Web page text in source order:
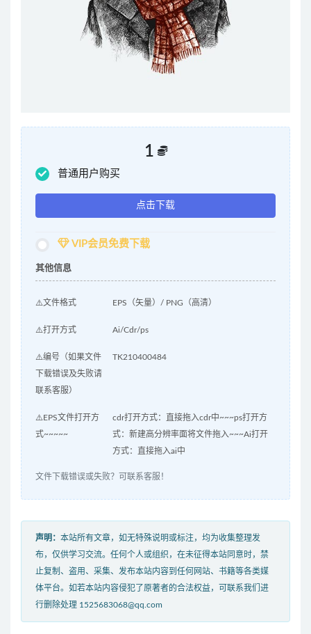
1
普通用户购买
点击下载
VIP会员免费下载
其他信息
⚠️文件格式 EPS（矢量）/ PNG（高清）
⚠️打开方式 Ai/Cdr/ps
⚠️编号（如果文件
下载错误及失败请
联系客服）
TK210400484
⚠️EPS文件打开方
式~~~~~
cdr打开方式：直接拖入cdr中~~~ps打开方
式：新建高分辨率面将文件拖入~~~Ai打开
方式：直接拖入ai中
文件下载错误或失败？可联系客服！
声明： 本站所有文章，如无特殊说明或标注，均为收集整理发
布，仅供学习交流。任何个人或组织，在未征得本站同意时，禁
止复制、盗用、采集、发布本站内容到任何网站、书籍等各类媒
体平台。如若本站内容侵犯了原著者的合法权益，可联系我们进
行删除处理 1525683068@qq.com